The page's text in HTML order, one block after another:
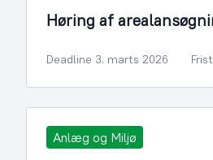
Høring af
Deadline 3. marts 2026
Anlæg og Miljø